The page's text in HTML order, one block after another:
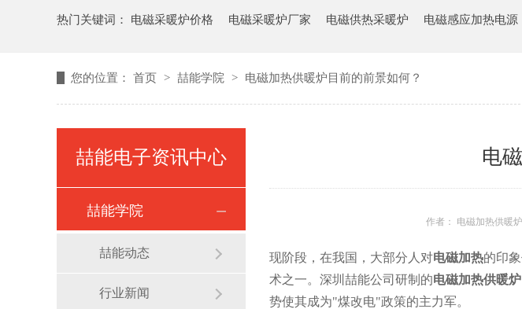
热门关键词： 电磁采暖炉价格 电磁采暖炉厂家 电磁供热采暖炉 电磁感应加热电源
您的位置： 首页 > 喆能学院 > 电磁加热供暖炉目前的前景如何？
电
作者： 电磁加热供暖炉
现阶段，在我国，大部分人对电磁加热的印
术之一。深圳喆能公司研制的电磁加热供暖炉
势使其成为"煤改电"政策的主力军。
喆能电子资讯中心
喆能学院
喆能动态
行业新闻